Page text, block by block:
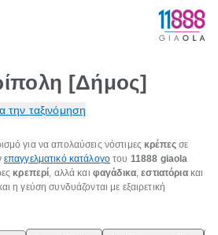
[Δήμος]
την ταξινόμηση
για να απολαύσεις νόστιμες κρέπεςσε
επαγγελματικό κατάλογο του 11888 giaola
κρεπερί, αλλά και φαγάδικα,εστιατόριακαι
η γεύση συνδυάζονται με εξαιρετική